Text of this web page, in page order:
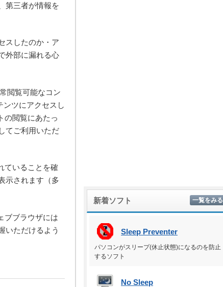
第三者が情報を
スしたのか・ア
外部に漏れる心
閲覧可能なコン
ンツにアクセスし
の閲覧にあたっ
てご利用いただ
ていることを確
示されます（多
ブブラウザには
いただけるよう
新着ソフト 一覧をみる
Sleep Preventer
パソコンがスリープ(休止状態)になるのを防止
するソフト
No Sleep